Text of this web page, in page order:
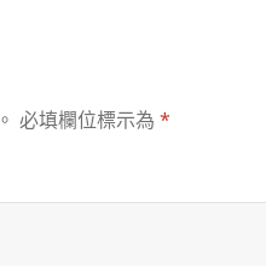
必填欄位標示為*